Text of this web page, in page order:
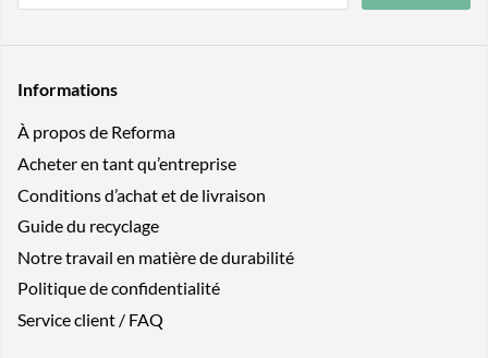
Informations
À propos de Reforma
Acheter en tant qu’entreprise
Conditions d’achat et de livraison
Guide du recyclage
Notre travail en matière de durabilité
Politique de confidentialité
Service client / FAQ